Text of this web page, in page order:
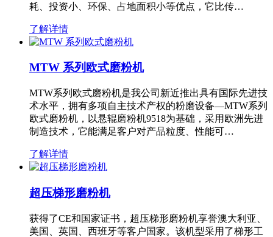
耗、投资小、环保、占地面积小等优点，它比传…
了解详情
MTW 系列欧式磨粉机
MTW系列欧式磨粉机是我公司新近推出具有国际先进技
术水平，拥有多项自主技术产权的粉磨设备—MTW系列
欧式磨粉机，以悬辊磨粉机9518为基础，采用欧洲先进
制造技术，它能满足客户对产品粒度、性能可…
了解详情
超压梯形磨粉机
获得了CE和国家证书，超压梯形磨粉机享誉澳大利亚、
美国、英国、西班牙等客户国家。该机型采用了梯形工